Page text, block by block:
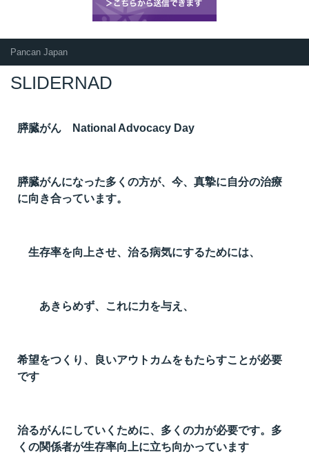
Pancan Japan
SLIDERNAD
膵臓がん National Advocacy Day
膵臓がんになった多くの方が、今、真摯に自分の治療
に向き合っています。
生存率を向上させ、治る病気にするためには、
あきらめず、これに力を与え、
希望をつくり、良いアウトカムをもたらすことが必要
です
治るがんにしていくために、多くの力が必要です。多
くの関係者が生存率向上に立ち向かっています